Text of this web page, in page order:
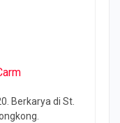
Berkarya di St.